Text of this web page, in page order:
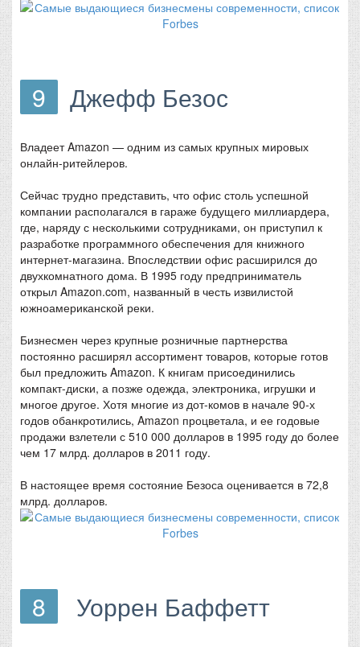
9 Джефф Безос
Владеет Amazon — одним из самых крупных мировых
онлайн-ритейлеров.
Сейчас трудно представить, что офис столь успешной
компании располагался в гараже будущего миллиардера,
где, наряду с несколькими сотрудниками, он приступил к
разработке программного обеспечения для книжного
интернет-магазина. Впоследствии офис расширился до
двухкомнатного дома. В 1995 году предприниматель
открыл Amazon.com, названный в честь извилистой
южноамериканской реки.
Бизнесмен через крупные розничные партнерства
постоянно расширял ассортимент товаров, которые готов
был предложить Amazon. К книгам присоединились
компакт-диски, а позже одежда, электроника, игрушки и
многое другое. Хотя многие из дот-комов в начале 90-х
годов обанкротились, Amazon процветала, и ее годовые
продажи взлетели с 510 000 долларов в 1995 году до более
чем 17 млрд. долларов в 2011 году.
В настоящее время состояние Безоса оценивается в 72,8
млрд. долларов.
8 Уоррен Баффетт